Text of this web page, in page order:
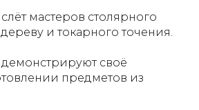
мастеров столярного
и токарного точения.
своё
предметов из